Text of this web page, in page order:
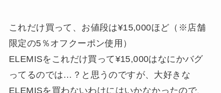
これだけ買って、お値段は¥15,000ほど（※店舗
限定の5％オフクーポン使用）
ELEMISをこれだけ買って¥15,000はなにかバグ
ってるのでは…？と思うのですが、大好きな
ELEMISを買わないわけにはいかなかったので、